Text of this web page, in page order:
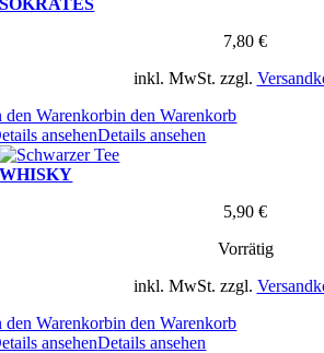
SOKRATES
7,80 €
inkl. MwSt. zzgl.
den Warenkorbin den Warenkorb
ansehenDetails ansehen
WHISKY
5,90 €
Vorrätig
inkl. MwSt. zzgl.
den Warenkorbin den Warenkorb
ansehenDetails ansehen